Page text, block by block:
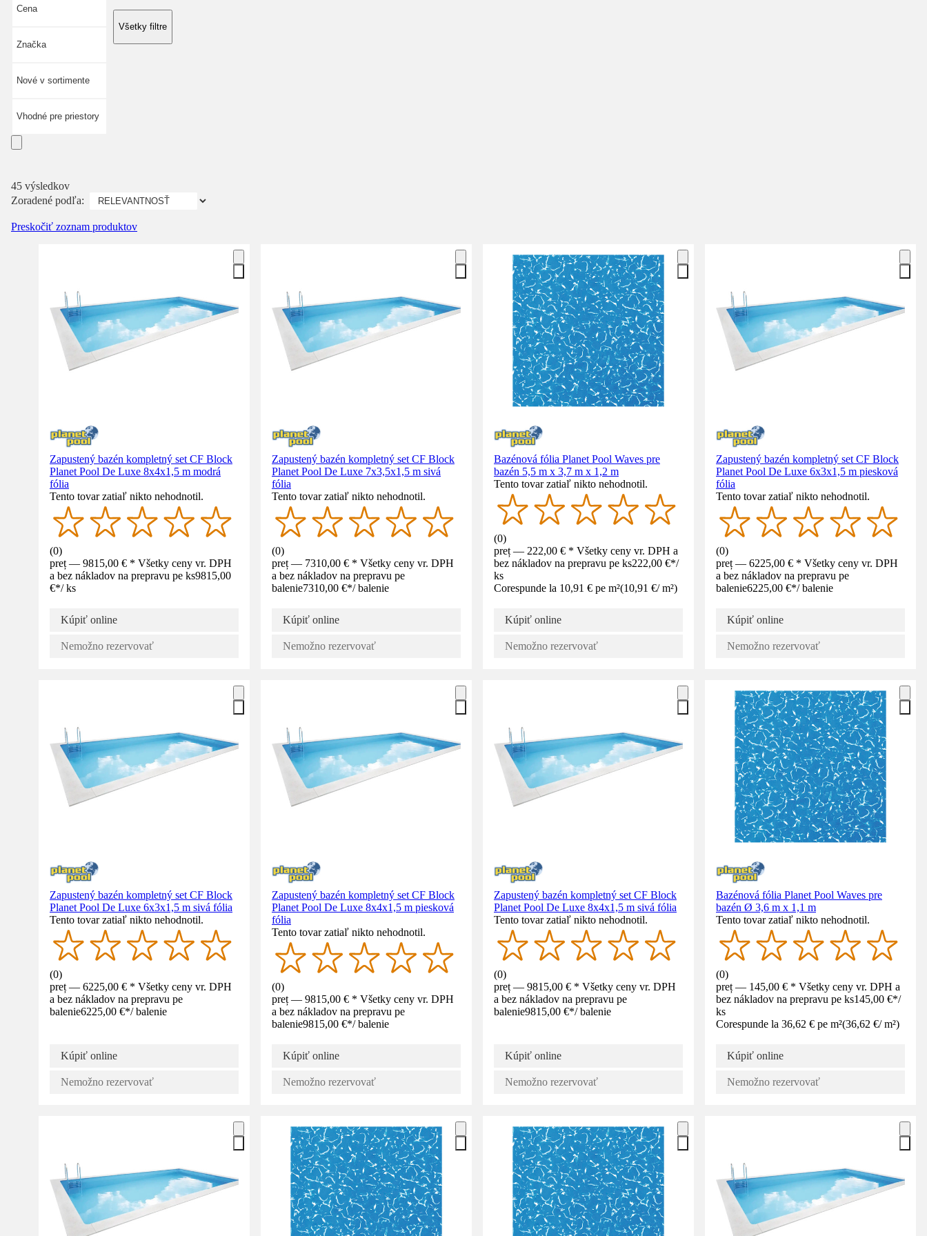
Cena
Značka
Nové v sortimente
Vhodné pre priestory
Všetky filtre
45 výsledkov
Zoradené podľa:
Preskočiť zoznam produktov
Zapustený bazén kompletný set CF Block
Planet Pool De Luxe 8x4x1,5 m modrá
fólia
Tento tovar zatiaľ nikto nehodnotil.
(0)
preț — 9815,00 € * Všetky ceny vr. DPH
a bez nákladov na prepravu pe ks9815,00
€*/ ks
Kúpiť online
Nemožno rezervovať
Zapustený bazén kompletný set CF Block
Planet Pool De Luxe 7x3,5x1,5 m sivá
fólia
Tento tovar zatiaľ nikto nehodnotil.
(0)
preț — 7310,00 € * Všetky ceny vr. DPH
a bez nákladov na prepravu pe
balenie7310,00 €*/ balenie
Kúpiť online
Nemožno rezervovať
Bazénová fólia Planet Pool Waves pre
bazén 5,5 m x 3,7 m x 1,2 m
Tento tovar zatiaľ nikto nehodnotil.
(0)
preț — 222,00 € * Všetky ceny vr. DPH a
bez nákladov na prepravu pe ks222,00 €*/
ks
Corespunde la 10,91 € pe m²(10,91 €/ m²)
Kúpiť online
Nemožno rezervovať
Zapustený bazén kompletný set CF Block
Planet Pool De Luxe 6x3x1,5 m piesková
fólia
Tento tovar zatiaľ nikto nehodnotil.
(0)
preț — 6225,00 € * Všetky ceny vr. DPH
a bez nákladov na prepravu pe
balenie6225,00 €*/ balenie
Kúpiť online
Nemožno rezervovať
Zapustený bazén kompletný set CF Block
Planet Pool De Luxe 6x3x1,5 m sivá fólia
Tento tovar zatiaľ nikto nehodnotil.
(0)
preț — 6225,00 € * Všetky ceny vr. DPH
a bez nákladov na prepravu pe
balenie6225,00 €*/ balenie
Kúpiť online
Nemožno rezervovať
Zapustený bazén kompletný set CF Block
Planet Pool De Luxe 8x4x1,5 m piesková
fólia
Tento tovar zatiaľ nikto nehodnotil.
(0)
preț — 9815,00 € * Všetky ceny vr. DPH
a bez nákladov na prepravu pe
balenie9815,00 €*/ balenie
Kúpiť online
Nemožno rezervovať
Zapustený bazén kompletný set CF Block
Planet Pool De Luxe 8x4x1,5 m sivá fólia
Tento tovar zatiaľ nikto nehodnotil.
(0)
preț — 9815,00 € * Všetky ceny vr. DPH
a bez nákladov na prepravu pe
balenie9815,00 €*/ balenie
Kúpiť online
Nemožno rezervovať
Bazénová fólia Planet Pool Waves pre
bazén Ø 3,6 m x 1,1 m
Tento tovar zatiaľ nikto nehodnotil.
(0)
preț — 145,00 € * Všetky ceny vr. DPH a
bez nákladov na prepravu pe ks145,00 €*/
ks
Corespunde la 36,62 € pe m²(36,62 €/ m²)
Kúpiť online
Nemožno rezervovať